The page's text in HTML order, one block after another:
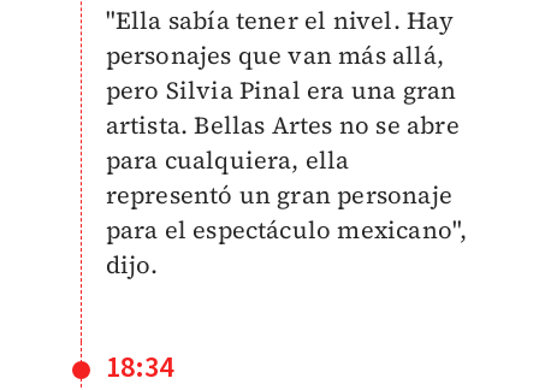
"Ella sabía tener el nivel. Hay
personajes que van más allá,
pero Silvia Pinal era una gran
artista. Bellas Artes no se abre
para cualquiera, ella
representó un gran personaje
para el espectáculo mexicano",
dijo.
18:34